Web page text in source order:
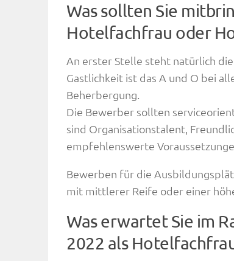
Was sollten Sie
Hotelfachfrau oder
An erster Stelle steht natürlich
Gastlichkeit ist das A und O bei
Beherbergung.
Die Bewerber sollten
sind Organisationstalent,
empfehlenswerte
Bewerben für die
mit mittlerer Reife oder einer
Was erwartet Sie im
2022 als